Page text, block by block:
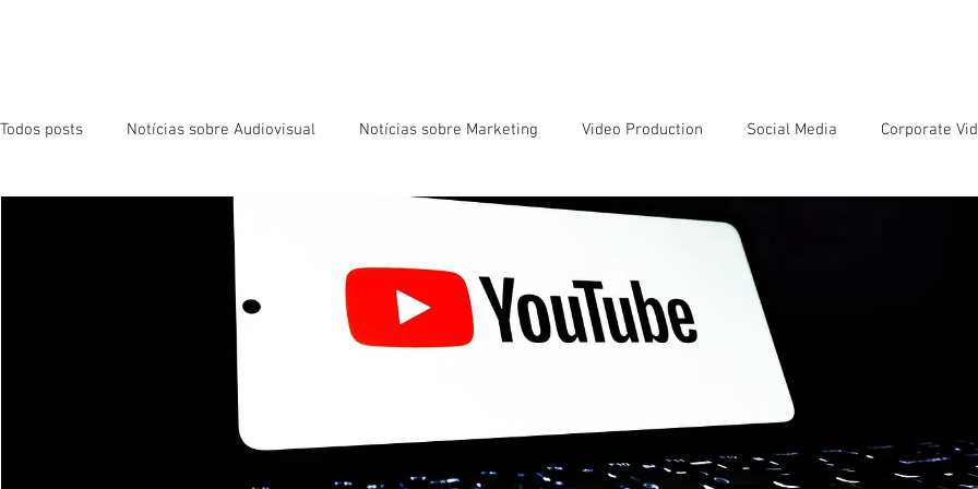
Todos posts Notícias sobre Audiovisual Notícias sobre Marketing Video Production Social Media Corporate
Event Filming Movies and Series Artificial Intelligence
Virtual Reality Music Videos Film Reviews Audio Production
Marketing News Sobre Jornada do Consumidor
Sobre Séries e Filmes Sobre Videoclipes Sobre Filmagens de Eventos